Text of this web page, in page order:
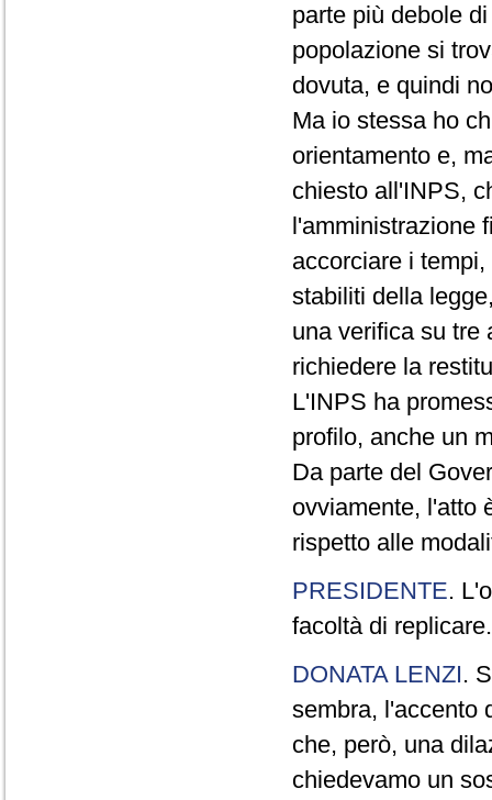
parte più debole
popolazione si
dovuta, e quindi
Ma io stessa ho
orientamento e,
chiesto all'INPS,
l'amministrazione
accorciare i
stabiliti della
una verifica su tre
richiedere la
L'INPS ha
profilo, anche un
Da parte del
ovviamente, l'atto
rispetto alle
PRESIDENTE.
facoltà di replicare.
DONATA LENZI.
sembra, l'accento
che, però, una
chiedevamo un